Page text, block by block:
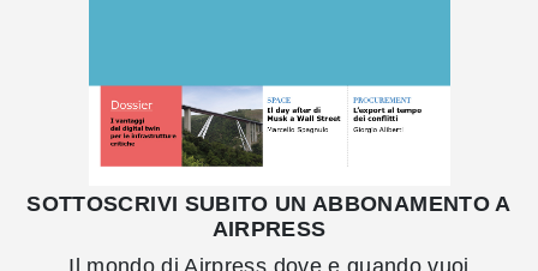
SOTTOSCRIVI SUBITO UN ABBONAMENTO A
AIRPRESS
Il mondo di Airpress dove e quando vuoi